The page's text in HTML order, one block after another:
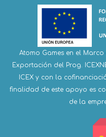
Atomo Games en el
Exportación del Prog.
ICEX y con la
finalidad de este apoyo es
de la